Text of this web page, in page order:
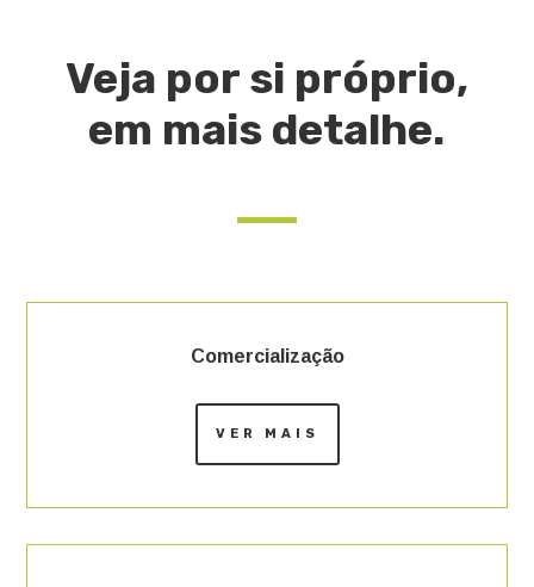
Veja por si próprio,
em mais detalhe.
Comercialização
VER MAIS